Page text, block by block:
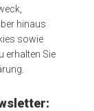
hinaus
sowie
erhalten Sie